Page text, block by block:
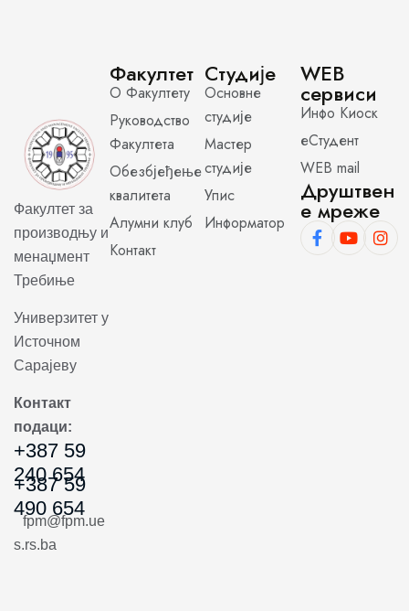
Факултет за
производњу и
менаџмент
Требиње
Универзитет у
Источном
Сарајеву
Контакт
подаци:
+387 59
240 654
+387 59
490 654
fpm@fpm.ue
s.rs.ba
Факултет
О Факултету
Руководство
Факултета
Обезбјеђење
квалитета
Алумни клуб
Контакт
Студије
Основне
студије
Мастер
студије
Упис
Информатор
WEB
сервиси
Инфо Киоск
еСтудент
WEB mail
Друштвен
е мреже